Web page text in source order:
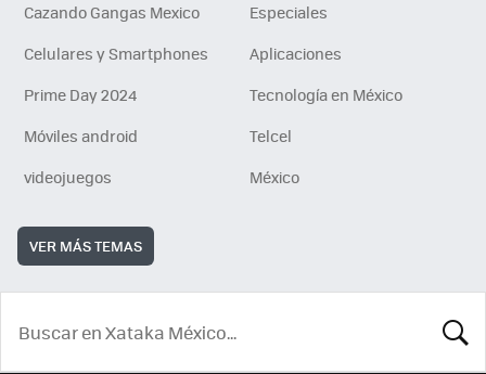
Cazando Gangas Mexico
Especiales
Celulares y Smartphones
Aplicaciones
Prime Day 2024
Tecnología en México
Móviles android
Telcel
videojuegos
México
VER MÁS TEMAS